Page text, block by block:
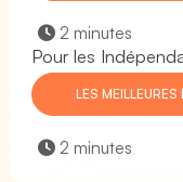
2 minutes
Pour les
LES
2 minutes